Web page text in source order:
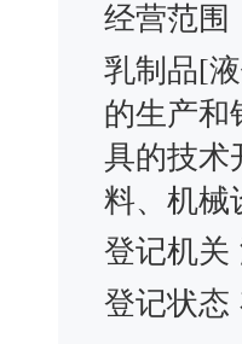
经营范围
乳制品[
的生产和
具的技术
料、机械
登记机关
登记状态